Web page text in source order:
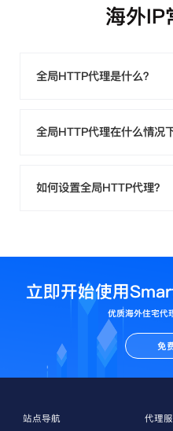
海外IP
全局HTTP代理是什么？
全局HTTP代理在什么情况
如何设置全局HTTP代理？
立即开始使用
优质海外住宅代
免
站点导航 代理